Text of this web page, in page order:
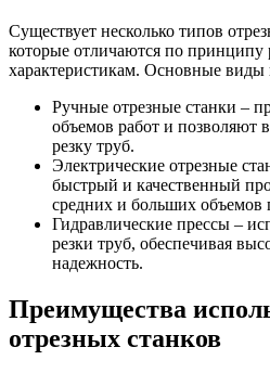
Существует несколько типов
которые отличаются по принципу
характеристикам. Основные
Ручные отрезные станки –
объемов работ и позволяют
резку труб.
Электрические отрезные
быстрый и качественный
средних и больших объемов
Гидравлические прессы –
резки труб, обеспечивая
надежность.
Преимущества
отрезных станков